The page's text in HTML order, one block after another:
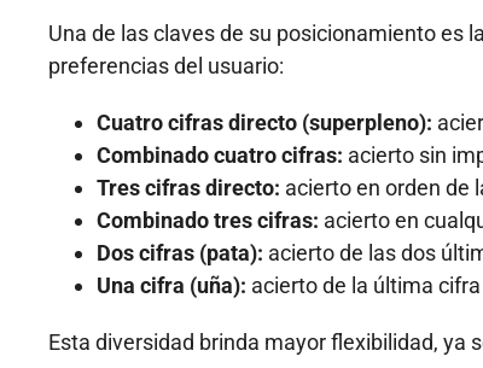
Una de las claves de su posicionamiento es
preferencias del usuario:
Cuatro cifras directo (superpleno):
Combinado cuatro cifras: acierto sin
Tres cifras directo: acierto en orden de
Combinado tres cifras: acierto en
Dos cifras (pata): acierto de las dos
Una cifra (uña): acierto de la última cifra
Esta diversidad brinda mayor flexibilidad, ya